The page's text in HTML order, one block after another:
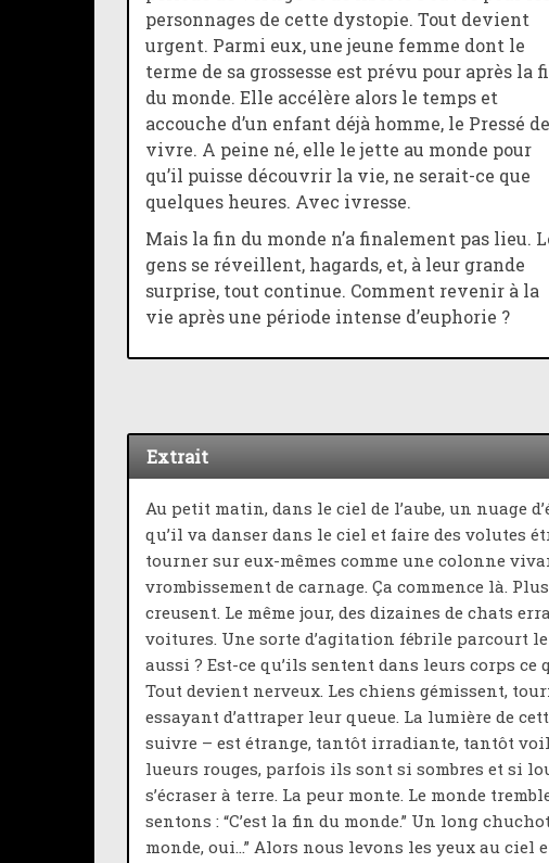
personnages de cette dystopie. Tout devient
urgent. Parmi eux, une jeune femme dont le
terme de sa grossesse est prévu pour après la
du monde. Elle accélère alors le temps et
accouche d’un enfant déjà homme, le Pressé de
vivre. A peine né, elle le jette au monde pour
qu’il puisse découvrir la vie, ne serait-ce que
quelques heures. Avec ivresse.
Mais la fin du monde n’a finalement pas lieu.
gens se réveillent, hagards, et, à leur grande
surprise, tout continue. Comment revenir à la
vie après une période intense d’euphorie ?
Extrait
Au petit matin, dans le ciel de l’aube, un nuage
qu’il va danser dans le ciel et faire des volutes
tourner sur eux-mêmes comme une colonne
vrombissement de carnage. Ça commence là.
creusent. Le même jour, des dizaines de chats
voitures. Une sorte d’agitation fébrile parcourt
aussi ? Est-ce qu’ils sentent dans leurs corps
Tout devient nerveux. Les chiens gémissent,
essayant d’attraper leur queue. La lumière de
suivre – est étrange, tantôt irradiante, tantôt
lueurs rouges, parfois ils sont si sombres et si
s’écraser à terre. La peur monte. Le monde
sentons : “C’est la fin du monde.” Un long
monde, oui…” Alors nous levons les yeux au ciel